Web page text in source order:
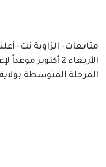
متابعات- الزاوية نت-
الأربعاء 2 أكتوبر
المرحلة المتوسطة